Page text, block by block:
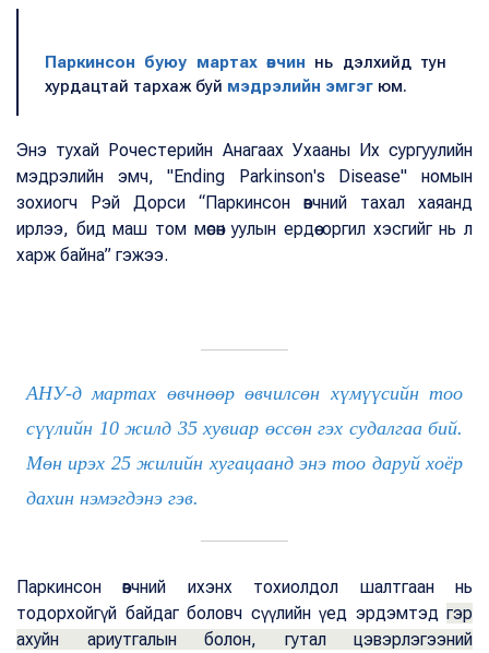
Паркинсон буюу мартах өвчин нь дэлхийд тун
хурдацтай тархаж буй мэдрэлийн эмгэг юм.
Энэ тухай Рочестерийн Анагаах Ухааны Их сургуулийн
мэдрэлийн эмч, "Ending Parkinson's Disease" номын
зохиогч Рэй Дорси “Паркинсон өвчний тахал хаяанд
ирлээ, бид маш том мөсөн уулын ердөө оргил хэсгийг нь л
харж байна” гэжээ.
АНУ-д мартах өвчнөөр өвчилсөн хүмүүсийн тоо
сүүлийн 10 жилд 35 хувиар өссөн гэх судалгаа бий.
Мөн ирэх 25 жилийн хугацаанд энэ тоо даруй хоёр
дахин нэмэгдэнэ гэв.
Паркинсон өвчний ихэнх тохиолдол шалтгаан нь
тодорхойгүй байдаг боловч сүүлийн үед эрдэмтэд гэр
ахуйн ариутгалын болон, гутал цэвэрлэгээний